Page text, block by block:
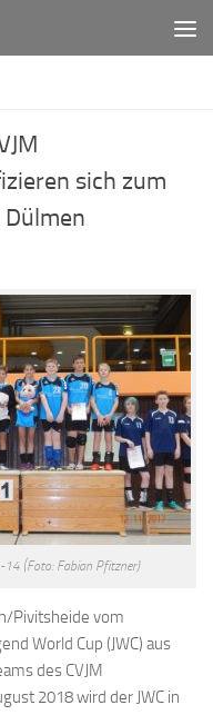
sich zum
Dülmen
14 (Foto: Fabian Pfitzner)
Pivitsheide vom
World Cup (JWC) aus
des CVJM
2018 wird der JWC in